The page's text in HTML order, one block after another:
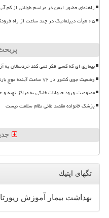
راهنمای حضور ایمن در مراسم طولانی از کم
۲۵ هیأت دیپلماتیک در چند ساعت از راه فرودگاه مهرآباد پذیرش شدند
بیماری ای که کسی فکر نمی کند خردسالان به
وضعیت جوی کشور در ۷۲ ساعت آینده موج بارندگی های تابستانه در راه ۱۱ استان
ممنوعیت ورود حیوانات خانگی به مراکز تهیه
پزشک خانواده مقصد غائی نظام سلامت نیست
تگهای اپتیك
بهداشت بیمار آموزش